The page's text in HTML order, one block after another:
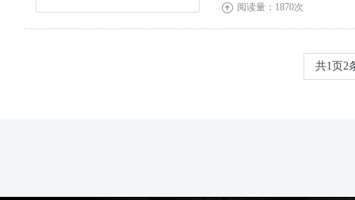
 阅读量：1870次
共1 页2